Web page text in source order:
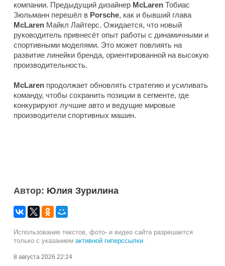
компании. Предыдущий дизайнер McLaren Тобиас
Зюльманн перешёл в Porsche, как и бывший глава
McLaren Майкл Лайтерс. Ожидается, что новый
руководитель привнесёт опыт работы с динамичными и
спортивными моделями. Это может повлиять на
развитие линейки бренда, ориентированной на высокую
производительность.
McLaren продолжает обновлять стратегию и усиливать
команду, чтобы сохранить позиции в сегменте, где
конкурируют лучшие авто и ведущие мировые
производители спортивных машин.
Автор: Юлия Зурилина
Использование текстов, фото- и видео сайта разрешается
только с указанием активной гиперссылки.
8 августа 2026 22:24